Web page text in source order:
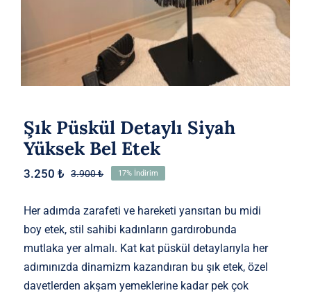
Şık Püskül Detaylı Siyah
Yüksek Bel Etek
3.900₺Orijinal
3.900 ₺.
3.250₺
Şu
fiyat:
17% İndirim
Her adımda zarafeti ve hareketi yansıtan bu midi
boy etek, stil sahibi kadınların gardırobunda
mutlaka yer almalı. Kat kat püskül detaylarıyla her
adımınızda dinamizm kazandıran bu şık etek, özel
davetlerden akşam yemeklerine kadar pek çok